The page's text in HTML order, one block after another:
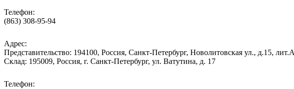
Телефон:
(863) 308-95-94
Адрес:
Представительство: 194100, Россия, Санкт-Петербург, Новолитовская ул., д.15,
Склад: 195009, Россия, г. Санкт-Петербург, ул. Ватутина, д. 17
Телефон: